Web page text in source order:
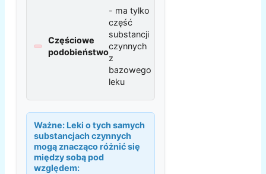
Częściowe
podobieństwo
- ma tylko
część
substancji
czynnych
z
bazowego
leku
Ważne: Leki o tych samych
substancjach czynnych
mogą znacząco różnić się
między sobą pod
względem: